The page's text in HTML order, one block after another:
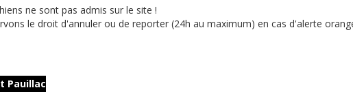
ne sont pas admis sur le site !
le droit d'annuler ou de reporter (24h au maximum) en cas d'alerte
Pauillac